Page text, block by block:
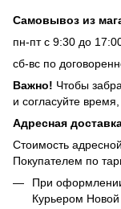
Самовывоз из
пн-пт с 9:30 до
сб-вс по
Важно! Чтобы
и согласуйте
Адресная
Стоимость
Покупателем по
При
Курьером Новой